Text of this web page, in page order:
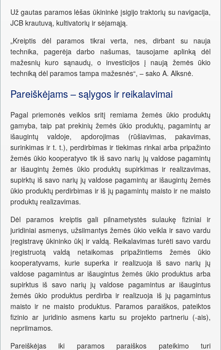
Už gautas paramos lėšas ūkininkė įsigijo traktorių su navigacija,
JCB krautuvą, kultivatorių ir sėjamąją.
„Kreiptis dėl paramos tikrai verta, nes, dirbant su nauja
technika, pagerėja darbo našumas, tausojame aplinką dėl
mažesnių kuro sąnaudų, o investicijos į naują žemės ūkio
techniką dėl paramos tampa mažesnės“, – sako A. Alksnė.
Pareiškėjams – sąlygos ir reikalavimai
Pagal priemonės veiklos sritį remiama žemės ūkio produktų
gamyba, taip pat prekinių žemės ūkio produktų, pagamintų ar
išaugintų valdoje, apdorojimas (rūšiavimas, pakavimas,
surinkimas ir t. t.), perdirbimas ir tiekimas rinkai arba pripažinto
žemės ūkio kooperatyvo tik iš savo narių jų valdose pagamintų
ar išaugintų žemės ūkio produktų supirkimas ir realizavimas,
supirktų iš savo narių jų valdose pagamintų ar išaugintų žemės
ūkio produktų perdirbimas ir iš jų pagamintų maisto ir ne maisto
produktų realizavimas.
Dėl paramos kreiptis gali pilnametystės sulaukę fiziniai ir
juridiniai asmenys, užsiimantys žemės ūkio veikla ir savo vardu
įregistravę ūkininko ūkį ir valdą. Reikalavimas turėti savo vardu
įregistruotą valdą netaikomas pripažintiems žemės ūkio
kooperatyvams, kurie superka ir realizuoja iš savo narių jų
valdose pagamintus ar išaugintus žemės ūkio produktus arba
supirktus iš savo narių jų valdose pagamintus ar išaugintus
žemės ūkio produktus perdirba ir realizuoja iš jų pagamintus
maisto ir ne maisto produktus. Paramos paraiškos, pateiktos
fizinio ar juridinio asmens kartu su projekto partneriu (-ais),
nepriimamos.
Pareiškėjas iki paramos paraiškos pateikimo turi